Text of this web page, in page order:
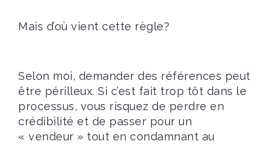
Mais d’où vient cette règle?
Selon moi, demander des références peut
être périlleux. Si c’est fait trop tôt dans le
processus, vous risquez de perdre en
crédibilité et de passer pour un
« vendeur » tout en condamnant au